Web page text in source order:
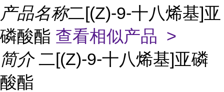
产品名称二[(Z)-9-十八烯基]亚
磷酸酯 查看相似产品 >
简介 二[(Z)-9-十八烯基]亚磷
酸酯